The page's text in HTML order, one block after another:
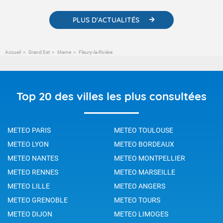
PLUS D'ACTUALITÉS
Accueil Grand Est Marne Fleury-la-Rivière
Top 20 des villes les plus consultées
METEO PARIS
METEO TOULOUSE
METEO LYON
METEO BORDEAUX
METEO NANTES
METEO MONTPELLIER
METEO RENNES
METEO MARSEILLE
METEO LILLE
METEO ANGERS
METEO GRENOBLE
METEO TOURS
METEO DIJON
METEO LIMOGES